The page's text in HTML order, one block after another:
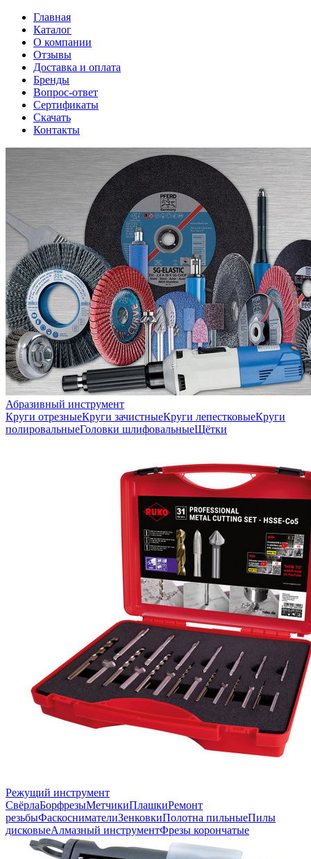
Главная
Каталог
О компании
Отзывы
Доставка и оплата
Бренды
Вопрос-ответ
Сертификаты
Скачать
Контакты
Абразивный инструмент
Круги отрезныеКруги зачистныеКруги лепестковыеКруги
полировальныеГоловки шлифовальныеЩётки
Режущий инструмент
СвёрлаБорфрезыМетчикиПлашкиРемонт
резьбыФаскоснимателиЗенковкиПолотна пильныеПилы
дисковыеАлмазный инструментФрезы корончатые